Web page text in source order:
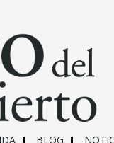
BLOG